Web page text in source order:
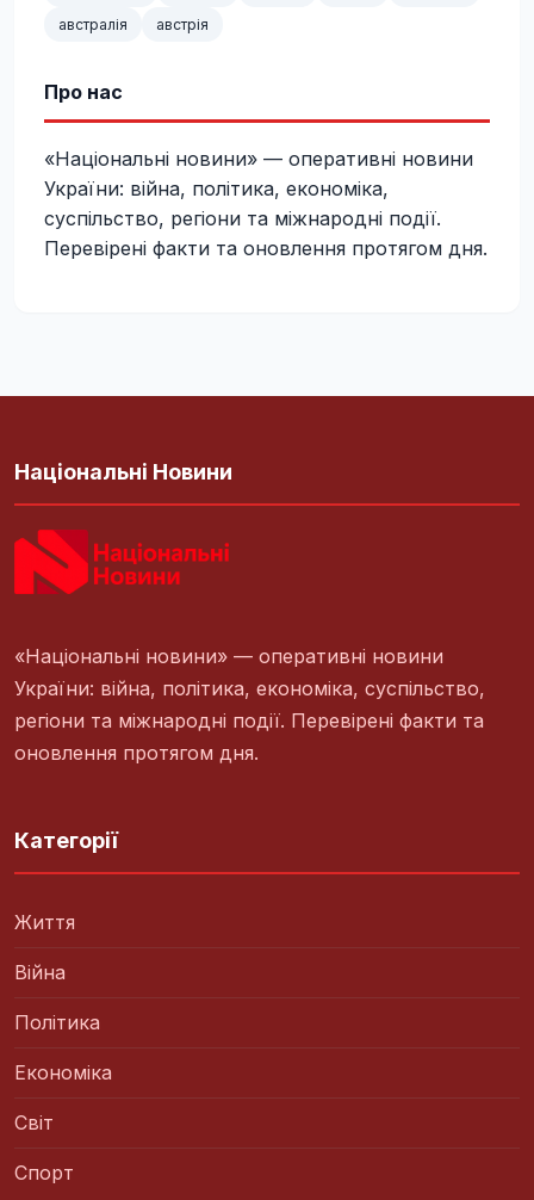
австралія
австрія
Про нас
«Національні новини» — оперативні новини
України: війна, політика, економіка,
суспільство, регіони та міжнародні події.
Перевірені факти та оновлення протягом дня.
Національні Новини
«Національні новини» — оперативні новини
України: війна, політика, економіка, суспільство,
регіони та міжнародні події. Перевірені факти та
оновлення протягом дня.
Категорії
Життя
Війна
Політика
Економіка
Світ
Спорт